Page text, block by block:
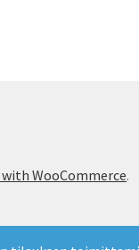
WooCommerce.